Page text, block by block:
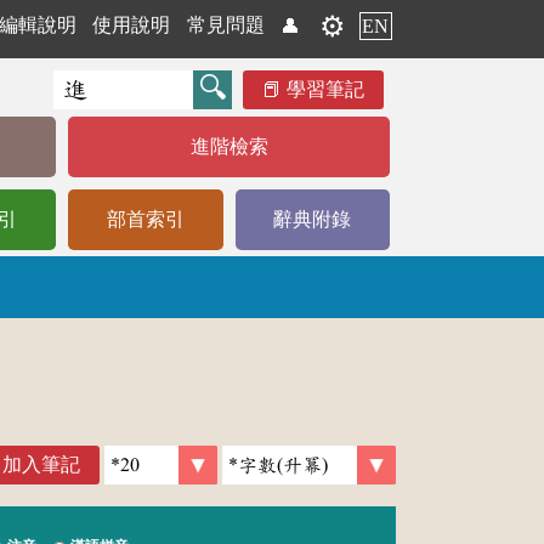
編輯說明 使用說明 常見問題 👤 ⚙️ EN
學習筆記
進階檢索
部首索引 辭典附錄
加入筆記